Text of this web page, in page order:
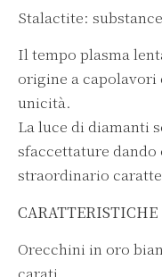
Stalactite:
Il tempo plasma
origine a capolavori
unicità.
La luce di diamanti
sfaccettature
straordinario
CARATTERISTICHE
Orecchini in oro